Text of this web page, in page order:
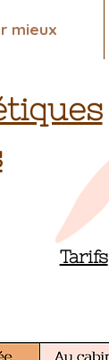
mieux
Tarifs